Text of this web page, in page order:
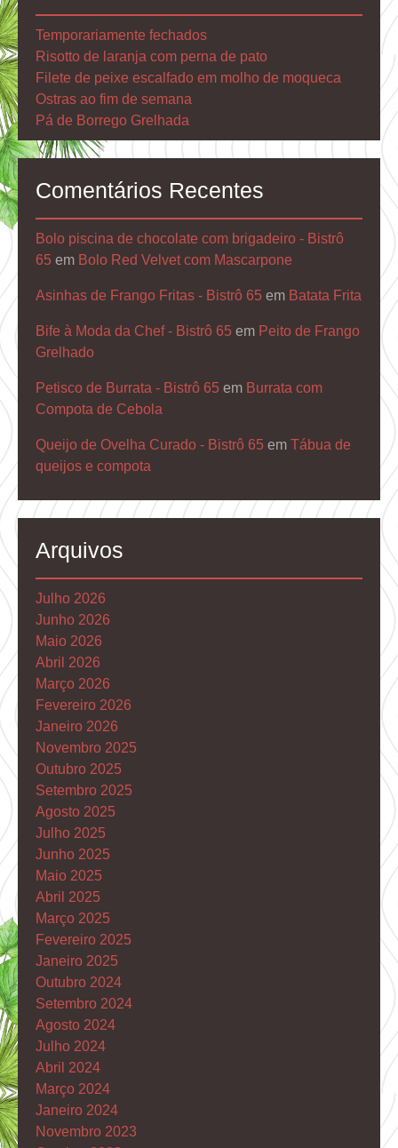
Temporariamente fechados
Risotto de laranja com perna de pato
Filete de peixe escalfado em molho de moqueca
Ostras ao fim de semana
Pá de Borrego Grelhada
Comentários Recentes
Bolo piscina de chocolate com brigadeiro - Bistrô
65 em Bolo Red Velvet com Mascarpone
Asinhas de Frango Fritas - Bistrô 65 em Batata Frita
Bife à Moda da Chef - Bistrô 65 em Peito de Frango
Grelhado
Petisco de Burrata - Bistrô 65 em Burrata com
Compota de Cebola
Queijo de Ovelha Curado - Bistrô 65 em Tábua de
queijos e compota
Arquivos
Julho 2026
Junho 2026
Maio 2026
Abril 2026
Março 2026
Fevereiro 2026
Janeiro 2026
Novembro 2025
Outubro 2025
Setembro 2025
Agosto 2025
Julho 2025
Junho 2025
Maio 2025
Abril 2025
Março 2025
Fevereiro 2025
Janeiro 2025
Outubro 2024
Setembro 2024
Agosto 2024
Julho 2024
Abril 2024
Março 2024
Janeiro 2024
Novembro 2023